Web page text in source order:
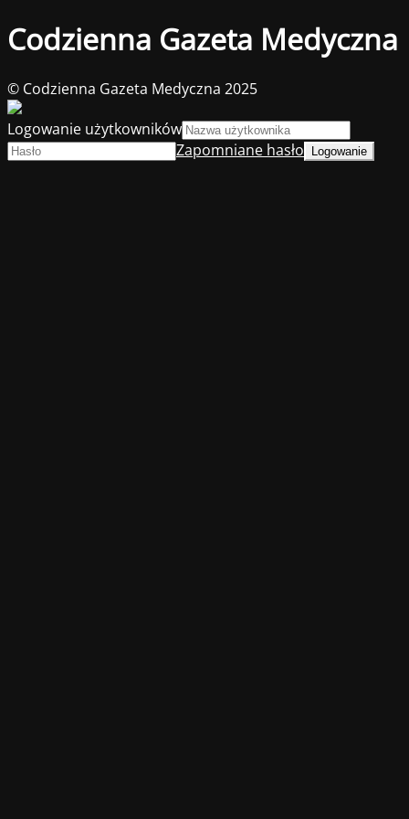
Codzienna Gazeta Medyczna
© Codzienna Gazeta Medyczna 2025
Logowanie użytkowników
Zapomniane hasło